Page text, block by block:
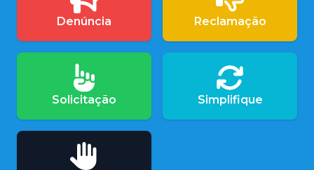
Denúncia Reclamação
Solicitação Simplifique